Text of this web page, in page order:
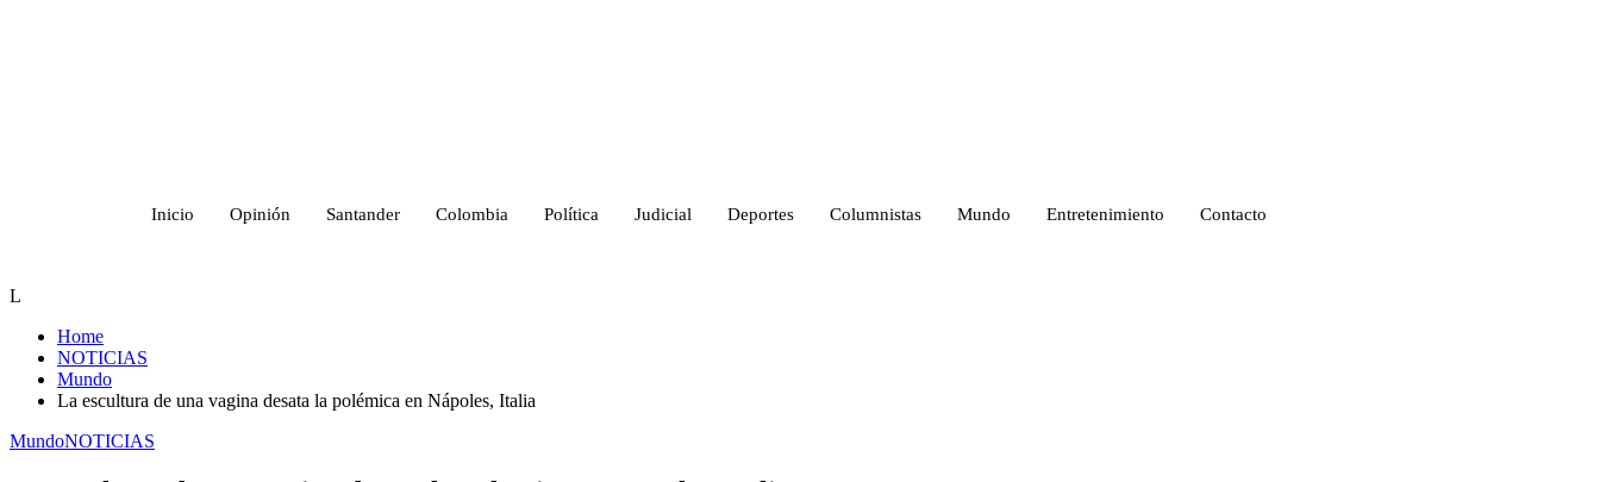
Inicio Opinión Santander Colombia Política Judicial Deportes Columnistas Mundo Entretenimiento Contacto
L
Home
NOTICIAS
Mundo
La escultura de una vagina desata la polémica en Nápoles, Italia
MundoNOTICIAS